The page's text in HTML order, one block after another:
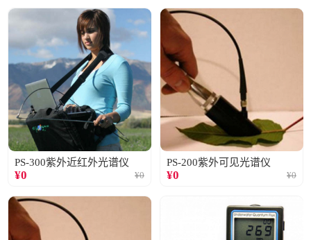
PS-300紫外近红外光谱仪
¥0 ¥0
PS-200紫外可见光谱仪
¥0 ¥0